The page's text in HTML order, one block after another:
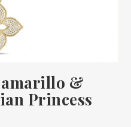
amarillo &
Princess